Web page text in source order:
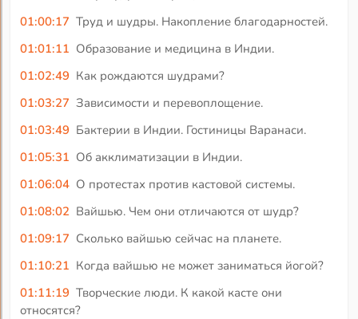
01:00:17 Труд и шудры. Накопление благодарностей.
01:01:11 Образование и медицина в Индии.
01:02:49 Как рождаются шудрами?
01:03:27 Зависимости и перевоплощение.
01:03:49 Бактерии в Индии. Гостиницы Варанаси.
01:05:31 Об акклиматизации в Индии.
01:06:04 О протестах против кастовой системы.
01:08:02 Вайшью. Чем они отличаются от шудр?
01:09:17 Сколько вайшью сейчас на планете.
01:10:21 Когда вайшью не может заниматься йогой?
01:11:19 Творческие люди. К какой касте они
относятся?